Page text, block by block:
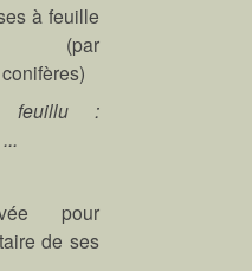
à feuille
(par
feuillu :
pour
de ses